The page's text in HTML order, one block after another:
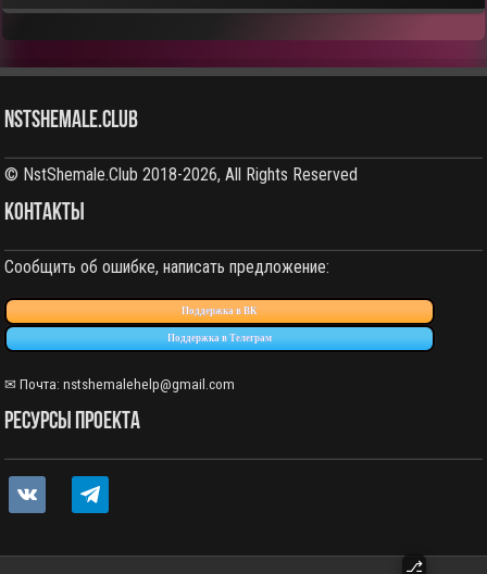
NstShemale.Club
© NstShemale.Club 2018-2026, All Rights Reserved
КОНТАКТЫ
Сообщить об ошибке, написать предложение:
Поддержка в ВК
Поддержка в Телеграм
✉ Почта: nstshemalehelp@gmail.com
РЕСУРСЫ ПРОЕКТА
vkontakte telegram
⎇